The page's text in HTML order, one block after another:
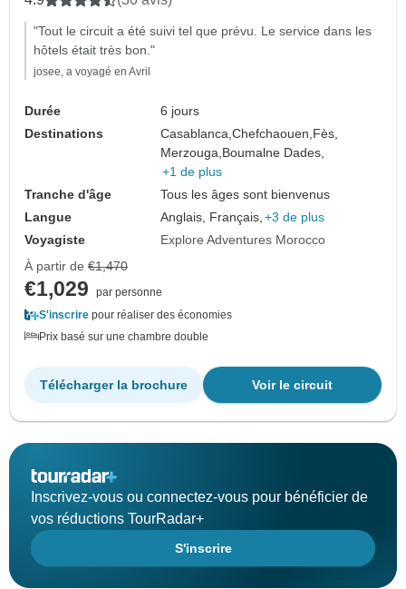
"Tout le circuit a été suivi tel que prévu. Le service dans les
hôtels était très bon."
josee, a voyagé en Avril
Durée
6 jours
Destinations
Casablanca,Chefchaouen, Fès,
Merzouga, Boumalne Dades,
+1 de plus
Tranche d'âge
Tous les âges sont bienvenus
Langue
Anglais, Français, +3 de plus
Voyagiste
Explore Adventures Morocco
À partir de €1,470
€1,029
par personne
S'inscrire pour réaliser des économies
Prix basé sur une chambre double
Voir le circuit
Télécharger la brochure
Inscrivez-vous ou connectez-vous pour bénéficier de
vos réductions TourRadar+
S'inscrire